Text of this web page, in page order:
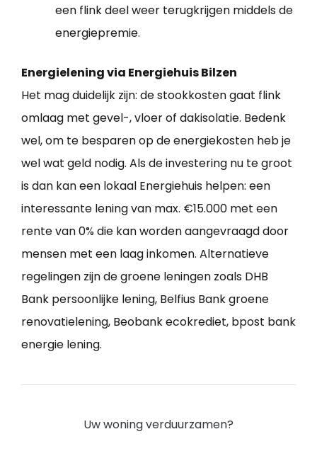
een flink deel weer terugkrijgen middels de
energiepremie.
Energielening via Energiehuis Bilzen
Het mag duidelijk zijn: de stookkosten gaat flink
omlaag met gevel-, vloer of dakisolatie. Bedenk
wel, om te besparen op de energiekosten heb je
wel wat geld nodig. Als de investering nu te groot
is dan kan een lokaal Energiehuis helpen: een
interessante lening van max. €15.000 met een
rente van 0% die kan worden aangevraagd door
mensen met een laag inkomen. Alternatieve
regelingen zijn de groene leningen zoals DHB
Bank persoonlijke lening, Belfius Bank groene
renovatielening, Beobank ecokrediet, bpost bank
energie lening.
Uw woning verduurzamen?